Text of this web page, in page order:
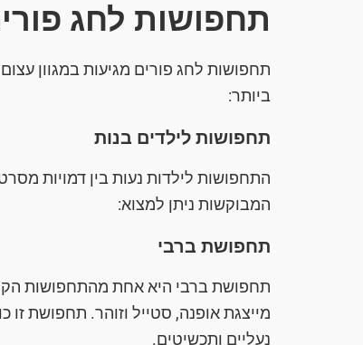
תחפושות לחג
תחפושות לחג פורים מגיעות במגוון
ביותר:
תחפושות לילדים בנות
התחפושות לילדות נעות בין דמויות
המבוקשות ניתן למצוא:
תחפושת ברבי
תחפושת ברבי היא אחת מהתחפושות
מייצגת אופנה, סטייל וזוהר. תחפושת זו
נעליים ותכשיטים.